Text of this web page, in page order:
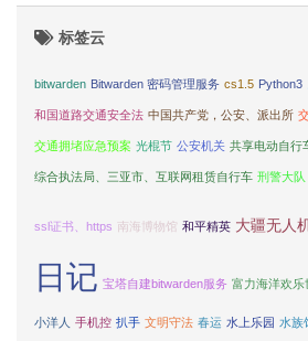
标签云
bitwarden Bitwarden 密码管理服务 cs1.5 Python3
和国道路交通安全法 中国共产党，公安、派出所
交通拥堵应急预案 光棍节 公安机关 共享电动自行
综合执法局、三亚市、互联网租赁自行车 刑警大队
ssl证书、https 南海博物馆 和平精英 大疆无人
日记 宝塔自建bitwarden服务 富力海洋欢乐
小洋人 手机控 扒手 文明守法 春运 水上乐园 水族